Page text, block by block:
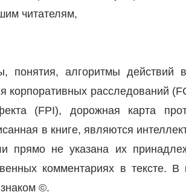
читателям,
понятия, алгоритмы
корпоративных расследований
(FPI), дорожная карта
в книге, являются
прямо не указана их
комментариях в тексте.
©.